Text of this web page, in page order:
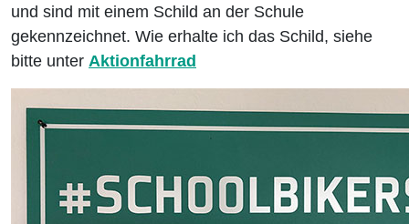
und sind mit einem Schild an der Schule
gekennzeichnet. Wie erhalte ich das Schild, siehe
bitte unter Aktionfahrrad